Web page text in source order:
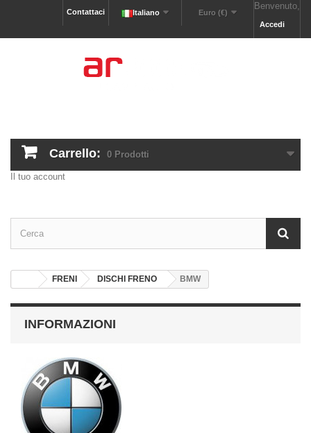
Benvenuto,
Accedi
Euro (€)
Italiano
Contattaci
Carrello: 0 Prodotti
Il tuo account
FRENI DISCHI FRENO BMW
INFORMAZIONI